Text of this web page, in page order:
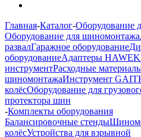
Главная-Каталог-Оборудование
Оборудование для шиномонтажа
развалГаражное оборудование
оборудованиеАдаптеры
инструментРасходные
шиномонтажаИнструмент
колёсОборудование для
протектора шин
-Комплекты оборудования
Балансировочные стенды
колёсУстройства для взрывной